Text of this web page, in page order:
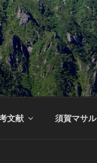
文献 須賀マサル